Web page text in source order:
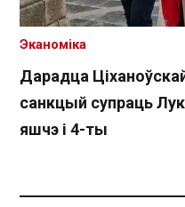
Дарадца
санкцый супраць
яшчэ і 4-ты
Эканоміка